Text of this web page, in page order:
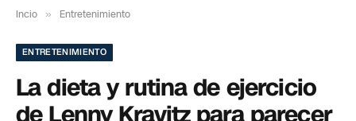
Incio » Entretenimiento
ENTRETENIMIENTO
La dieta y rutina de ejercicio